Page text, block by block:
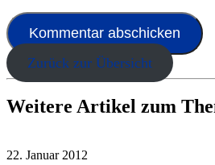
Zurück zur Übersicht
Weitere Artikel zum
22. Januar 2012